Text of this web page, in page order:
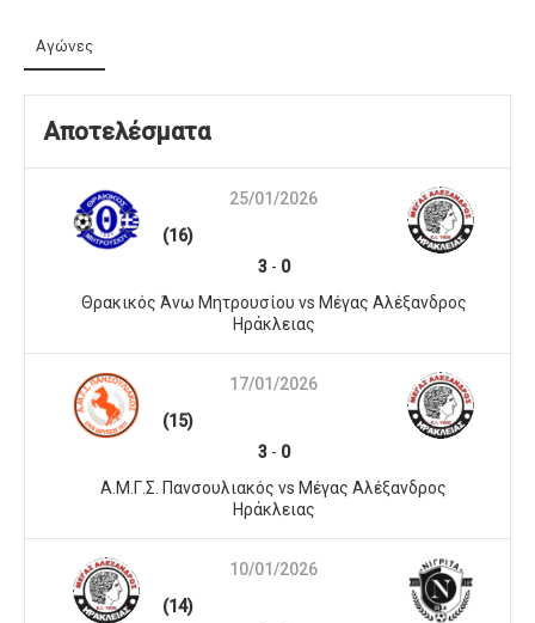
Αγώνες
Αποτελέσματα
25/01/2026
(16)
3- 0
Θρακικός Άνω Μητρουσίου vs Μέγας Αλέξανδρος
Ηράκλειας
17/01/2026
(15)
3- 0
Α.Μ.Γ.Σ. Πανσουλιακός vs Μέγας Αλέξανδρος
Ηράκλειας
10/01/2026
(14)